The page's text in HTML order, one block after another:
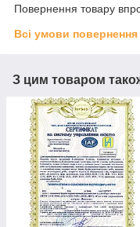
Повернення товару
Всі умови повернення
З цим товаром